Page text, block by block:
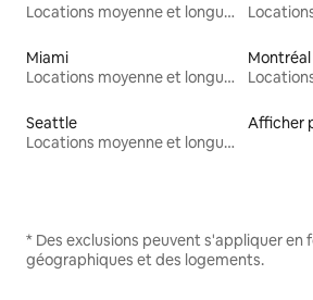
Locations moyenne et longue durée
Miami
Locations moyenne et longue durée
Montréal
Seattle
Locations moyenne et longue durée
Afficher
* Des exclusions peuvent s'appliquer en
géographiques et des logements.